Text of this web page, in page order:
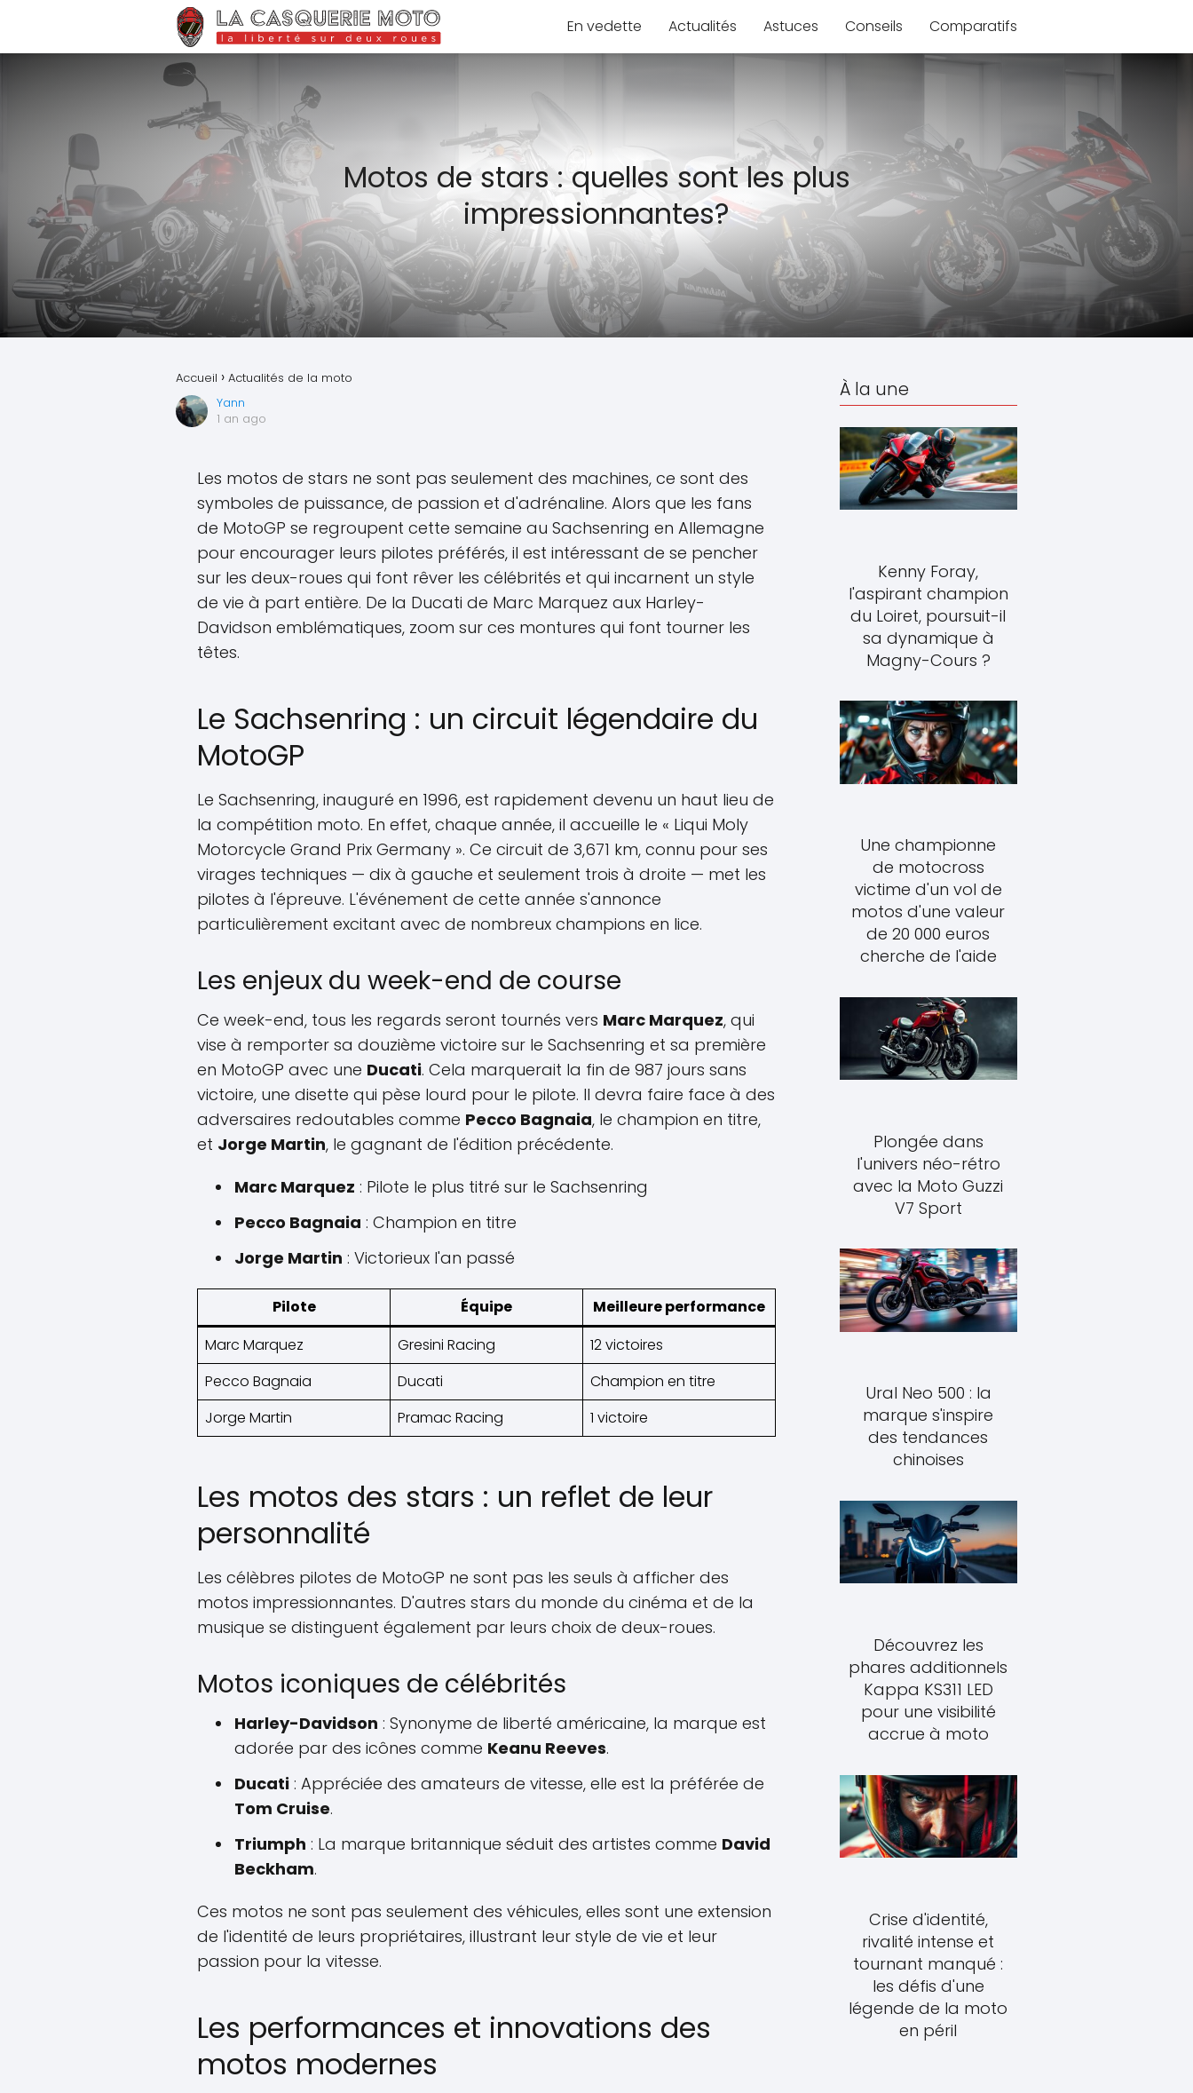
En vedette Actualités Astuces Conseils Comparatifs
Motos de stars : quelles sont les plus
impressionnantes?
Accueil
Actualités de la moto
Yann
1 an ago
Les motos de stars ne sont pas seulement des machines, ce sont des
symboles de puissance, de passion et d'adrénaline. Alors que les fans
de MotoGP se regroupent cette semaine au Sachsenring en Allemagne
pour encourager leurs pilotes préférés, il est intéressant de se pencher
sur les deux-roues qui font rêver les célébrités et qui incarnent un style
de vie à part entière. De la Ducati de Marc Marquez aux Harley-
Davidson emblématiques, zoom sur ces montures qui font tourner les
têtes.
Le Sachsenring : un circuit légendaire du
MotoGP
Le Sachsenring, inauguré en 1996, est rapidement devenu un haut lieu de
la compétition moto. En effet, chaque année, il accueille le « Liqui Moly
Motorcycle Grand Prix Germany ». Ce circuit de 3,671 km, connu pour ses
virages techniques — dix à gauche et seulement trois à droite — met les
pilotes à l'épreuve. L'événement de cette année s'annonce
particulièrement excitant avec de nombreux champions en lice.
Les enjeux du week-end de course
Ce week-end, tous les regards seront tournés vers Marc Marquez, qui
vise à remporter sa douzième victoire sur le Sachsenring et sa première
en MotoGP avec une Ducati. Cela marquerait la fin de 987 jours sans
victoire, une disette qui pèse lourd pour le pilote. Il devra faire face à des
adversaires redoutables comme Pecco Bagnaia, le champion en titre,
et Jorge Martin, le gagnant de l'édition précédente.
Marc Marquez : Pilote le plus titré sur le Sachsenring
Pecco Bagnaia : Champion en titre
Jorge Martin : Victorieux l'an passé
Pilote Équipe
Meilleure performance
Marc Marquez
Gresini Racing
12 victoires
Pecco Bagnaia
Ducati
Champion en titre
Jorge Martin
Pramac Racing 1 victoire
Les motos des stars : un reflet de leur
personnalité
Les célèbres pilotes de MotoGP ne sont pas les seuls à afficher des
motos impressionnantes. D'autres stars du monde du cinéma et de la
musique se distinguent également par leurs choix de deux-roues.
Motos iconiques de célébrités
Harley-Davidson : Synonyme de liberté américaine, la marque est
adorée par des icônes comme Keanu Reeves.
Ducati : Appréciée des amateurs de vitesse, elle est la préférée de
Tom Cruise.
Triumph : La marque britannique séduit des artistes comme David
Beckham.
Ces motos ne sont pas seulement des véhicules, elles sont une extension
de l'identité de leurs propriétaires, illustrant leur style de vie et leur
passion pour la vitesse.
Les performances et innovations des
motos modernes
À la une
Kenny Foray,
l'aspirant champion
du Loiret, poursuit-il
sa dynamique à
Magny-Cours ?
Une championne
de motocross
victime d'un vol de
motos d'une valeur
de 20 000 euros
cherche de l'aide
Plongée dans
l'univers néo-rétro
avec la Moto Guzzi
V7 Sport
Ural Neo 500 : la
marque s'inspire
des tendances
chinoises
Découvrez les
phares additionnels
Kappa KS311 LED
pour une visibilité
accrue à moto
Crise d'identité,
rivalité intense et
tournant manqué :
les défis d'une
légende de la moto
en péril